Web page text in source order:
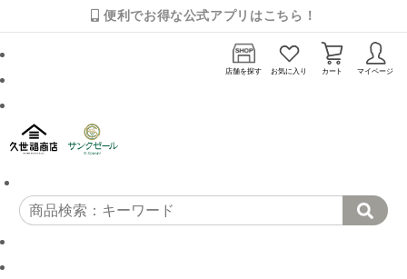
便利でお得な公式アプリはこちら！
店舗を探す お気に入り カート マイページ